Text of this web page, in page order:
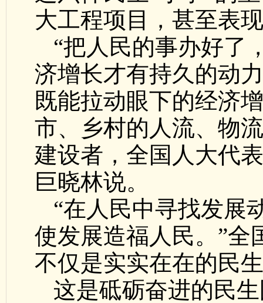
大工程项目，甚至表
“把人民的事办好了
济增长才有持久的动
既能拉动眼下的经济
市、乡村的人流、物
建设者，全国人大代
巨晓林说。
“在人民中寻找发展
使发展造福人民。”全
不仅是实实在在的民
这是砥砺奋进的民